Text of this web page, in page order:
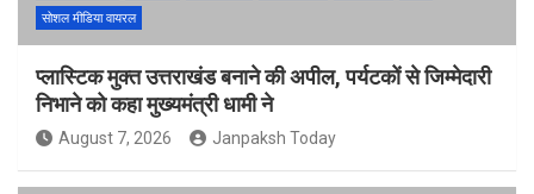
सोशल मीडिया वायरल
प्लास्टिक मुक्त उत्तराखंड बनाने की अपील, पर्यटकों से जिम्मेदारी
निभाने को कहा मुख्यमंत्री धामी ने
August 7, 2026 Janpaksh Today